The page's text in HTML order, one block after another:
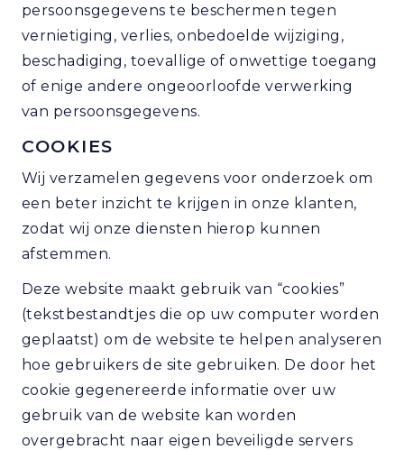
persoonsgegevens te beschermen tegen
vernietiging, verlies, onbedoelde wijziging,
beschadiging, toevallige of onwettige toegang
of enige andere ongeoorloofde verwerking
van persoonsgegevens.
COOKIES
Wij verzamelen gegevens voor onderzoek om
een beter inzicht te krijgen in onze klanten,
zodat wij onze diensten hierop kunnen
afstemmen.
Deze website maakt gebruik van “cookies”
(tekstbestandtjes die op uw computer worden
geplaatst) om de website te helpen analyseren
hoe gebruikers de site gebruiken. De door het
cookie gegenereerde informatie over uw
gebruik van de website kan worden
overgebracht naar eigen beveiligde servers